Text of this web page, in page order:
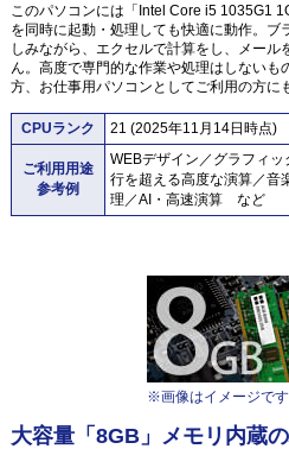
このパソコンには「Intel Core i5 1035G1
を同時に起動・処理しても快適に動作。
しみながら、エクセルで計算をし、メー
ん。高度で専門的な作業や処理はしないも
方、お仕事用パソコンとしてご利用の方に
CPUランク 21 (2025年11月14日時点)
ご利用用途
参考例
WEBデザイン／グラフィ
行を超える高度な演算／音
理／AI・高速演算 など
※画像はイメージです
大容量「8GB」メモリ内蔵